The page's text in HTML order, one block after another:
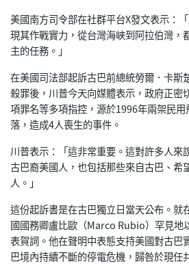
美國南方司令部在社群平台X發文表示：「
現其作戰實力，從台灣海峽到阿拉伯灣，
主的任務。」
在美國司法部起訴古巴前總統勞爾．卡
殺罪後，川普今天向媒體表示，政府正密
項罪名等多項指控， 源於1996年兩架民
落， 造成4人喪生的事件。
川普表示：「這非常重要。這對許多人來
古巴裔美國人，也包括那些來自古巴、 希
人。」
這份起訴書是在古巴獨立日當天公布。就
國國務卿盧比歐（Marco Rubio）罕見地
表賀詞。他在聲明中表態支持美國對古巴
巴境內持續不斷的停電危機，歸咎於現任